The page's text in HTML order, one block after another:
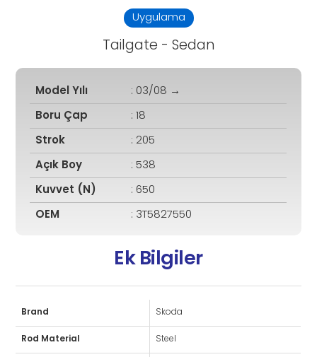
Uygulama
Tailgate - Sedan
Model Yılı : 03/08 →
Boru Çap : 18
Strok : 205
Açık Boy : 538
Kuvvet (N) : 650
OEM : 3T5827550
Ek Bilgiler
Brand Skoda
Rod Material Steel